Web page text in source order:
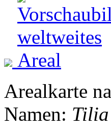
Arealkarte
Namen: Tilia